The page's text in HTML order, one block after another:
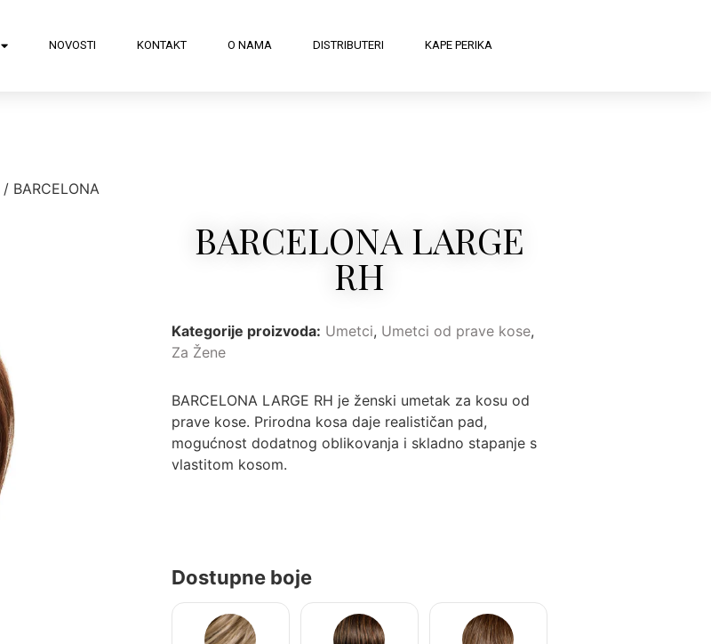
NOVOSTI KONTAKT O NAMA DISTRIBUTERI KAPE PERIKA
/ BARCELONA
BARCELONA LARGE
RH
Kategorije proizvoda: Umetci, Umetci od prave kose,
Za Žene
BARCELONA LARGE RH je ženski umetak za kosu od
prave kose. Prirodna kosa daje realističan pad,
mogućnost dodatnog oblikovanja i skladno stapanje s
vlastitom kosom.
Dostupne boje